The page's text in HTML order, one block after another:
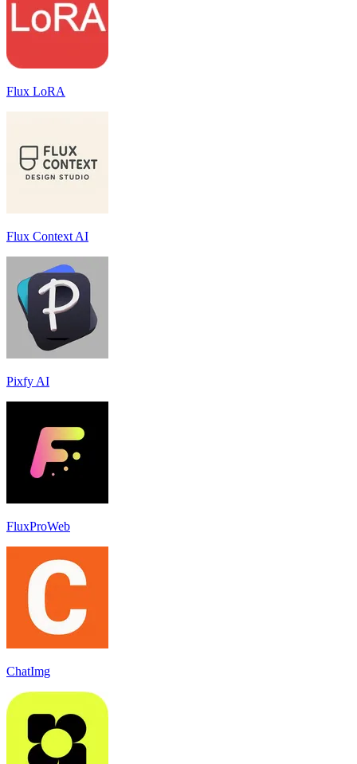
Flux LoRA
Flux Context AI
Pixfy AI
FluxProWeb
ChatImg